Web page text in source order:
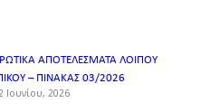
ΑΠΟΤΕΛΕΣΜΑΤΑ ΛΟΙΠΟΥ
– ΠΙΝΑΚΑΣ 03/2026
Ιουνίου, 2026